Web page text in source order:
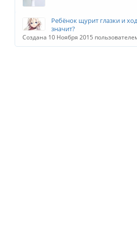
Ребёнок щурит глазки и
значит?
Создана 10 Ноября 2015